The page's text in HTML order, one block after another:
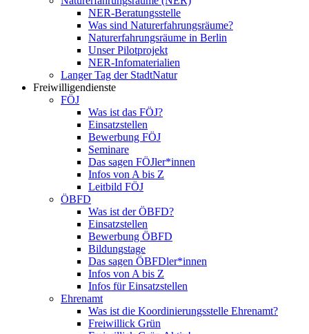
NER-Beratungsstelle
Was sind Naturerfahrungsräume?
Naturerfahrungsräume in Berlin
Unser Pilotprojekt
NER-Infomaterialien
Langer Tag der StadtNatur
Freiwilligendienste
FÖJ
Was ist das FÖJ?
Einsatzstellen
Bewerbung FÖJ
Seminare
Das sagen FÖJler*innen
Infos von A bis Z
Leitbild FÖJ
ÖBFD
Was ist der ÖBFD?
Einsatzstellen
Bewerbung ÖBFD
Bildungstage
Das sagen ÖBFDler*innen
Infos von A bis Z
Infos für Einsatzstellen
Ehrenamt
Was ist die Koordinierungsstelle Ehrenamt?
Freiwillick Grün